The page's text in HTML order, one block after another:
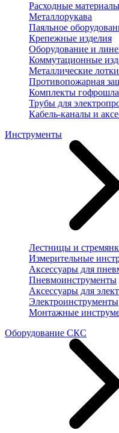
Расходные
Металлорукава
Паяльное
Крепежные изделия
Оборудование и
Коммутационные
Металлические
Противопожарная
Комплекты
Трубы для
Кабель-каналы и
Инструменты
Лестницы и
Измерительные
Аксессуары для
Пневмоинструменты
Аксессуары для
Электроинструменты
Монтажные
Оборудование СКС